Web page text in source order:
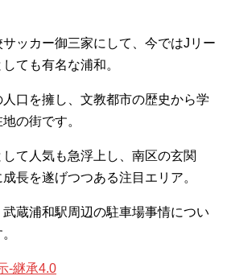
ッカー御三家にして、今ではJリー
ても有名な浦和。
口を擁し、文教都市の歴史から学
の街です。
て人気も急浮上し、南区の玄関
長を遂げつつある注目エリア。
蔵浦和駅周辺の駐車場事情につい
-継承4.0